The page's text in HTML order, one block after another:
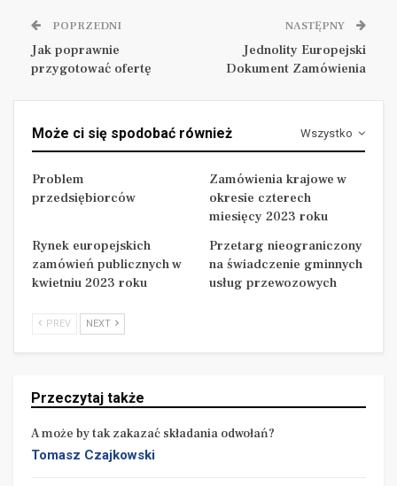
postępowaniu lub kryteriów selekcji. Z definicji
podmiotowych środków dowodowych zawartej w art.
7 pkt 17 ustawy zostało wyłączone oświadczenie, o
Warunki udziału w postępowaniu są niezbędne do
weryfikacji wykonawców spełniających minimalne
warunki udziału w postępowaniu, wyznaczone
zarówno przez ustawodawcę, jak i zamawiającego.
Kryteria oceny spełniania warunków mają zasadnicze
znaczenie dla prowadzonego postępowania i jego
wyniku. Ich prawidłowe opisanie w treści Specyfikacji
najważniejszych czynności zamawiającego w toku
postępowania.
POWIĄZANE ARTYKUŁY
POPRZEDNI
Jak poprawnie
przygotować ofertę
NASTĘPNY
Jednolity Europejski
Dokument Zamówienia
Wszystko
Może ci się spodobać również
Problem
przedsiębiorców
Zamówienia krajowe w
okresie czterech
miesięcy 2023 roku
Rynek europejskich
zamówień publicznych w
kwietniu 2023 roku
Przetarg nieograniczony
na świadczenie gminnych
usług przewozowych
PREV NEXT
Przeczytaj także
A może by tak zakazać składania odwołań?
Tomasz Czajkowski